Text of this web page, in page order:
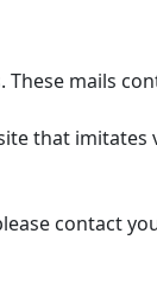
mails
that
contact